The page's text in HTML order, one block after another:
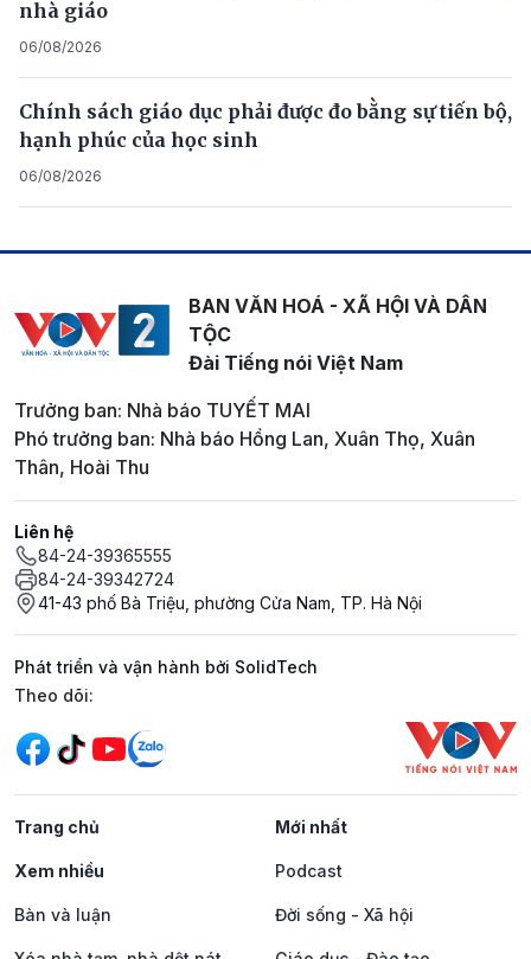
nhà giáo
06/08/2026
Chính sách giáo dục phải được đo bằng sự tiến bộ,
hạnh phúc của học sinh
06/08/2026
BAN VĂN HOÁ - XÃ HỘI VÀ DÂN
TỘC
Đài Tiếng nói Việt Nam
Trưởng ban: Nhà báo TUYẾT MAI
Phó trưởng ban: Nhà báo Hồng Lan, Xuân Thọ, Xuân
Thân, Hoài Thu
Liên hệ
84-24-39365555
84-24-39342724
41-43 phố Bà Triệu, phường Cửa Nam, TP. Hà Nội
Phát triển và vận hành bởi SolidTech
Mạng xã hội
Theo dõi:
Trang chủ Mới nhất
Xem nhiều Podcast
Bàn và luận Đời sống - Xã hội